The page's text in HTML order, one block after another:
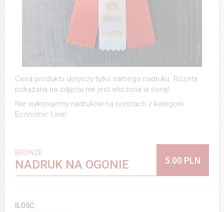
Cena produktu dotyczy tylko samego nadruku. Rozeta
pokazana na zdjęciu nie jest wliczona w cenę!
Nie wykonujemy nadruków na rozetach z kategorii
Economic Line!
BRONZE
NADRUK NA OGONIE 5.00 PLN
ILOŚĆ: